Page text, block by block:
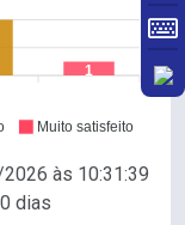
1
Muito satisfeito
às 10:31:39
dias